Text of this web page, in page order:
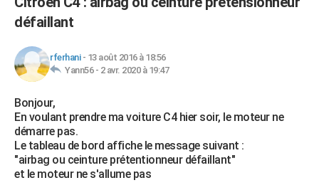
Programme TV
TNTStreaming
Cinéma
Sorties cinéma
Musique
FINANCE
Retraite
Impôts
Epargne
Immobilier
Risques naturels par ville
Banque
Assurance
Crédit
AUTO
Essais
Réserver un essai
Citadines
Berlines
SUV
Forum auto
+HIGH-TECH
Mobiles
Meilleur smartphone
Internet
Ordinateurs
Jeux vidéo
Guide high-tech
BRICOLAGE
Forum
Aménagement intérieur
Extérieur
Cuisine
Salle de bains
Jardinage
Rangement
WEEK-END
Guides de France
Escapades
Patrimoine
Expositions
Musées
Week-end nature
LIFESTYLE
défaillant
rferhani- 13 août 2016 à 18:56
Yann56 - 2 avr. 2020 à 19:47
Bonjour,
En voulant prendre ma voiture C4 hier soir, le moteur ne
démarre pas.
Le tableau de bord affiche le message suivant :
"airbag ou ceinture prétentionneur défaillant"
et le moteur ne s'allume pas